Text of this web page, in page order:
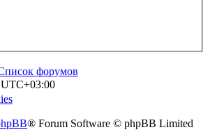
форумов
UTC+03:00
® Forum Software © phpBB Limited